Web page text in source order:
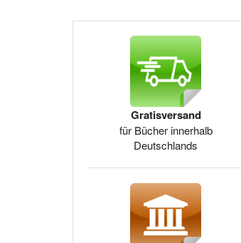
Gratisversand
für Bücher innerhalb
Deutschlands